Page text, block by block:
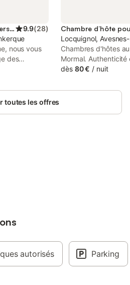
Chambre d’hôte pour 2 personnes 9.9(28)
nous vous
des
familiale
TNT Frigo
En
Locquignol,
Chambres d'hôtes
Mormal.
pour les amoureux
dès 80 € / nuit
toutes les offres
autorisés Parking